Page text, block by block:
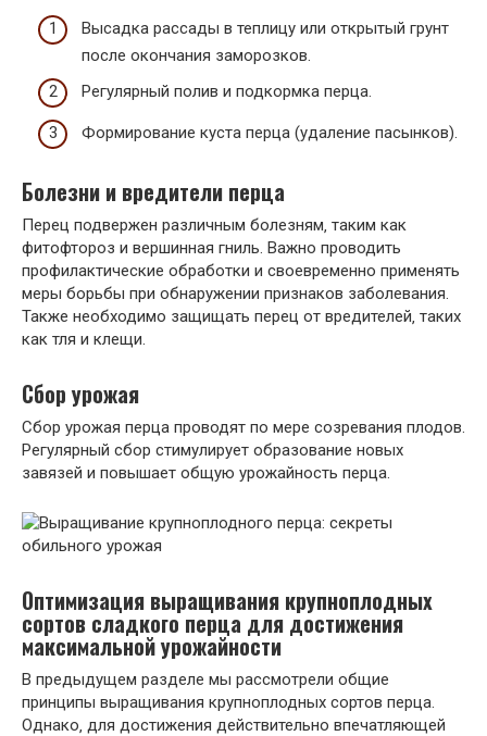
Высадка рассады в теплицу или открытый грунт
после окончания заморозков.
Регулярный полив и подкормка перца.
Формирование куста перца (удаление пасынков).
Болезни и вредители перца
Перец подвержен различным болезням‚ таким как
фитофтороз и вершинная гниль. Важно проводить
профилактические обработки и своевременно применять
меры борьбы при обнаружении признаков заболевания.
Также необходимо защищать перец от вредителей‚ таких
как тля и клещи.
Сбор урожая
Сбор урожая перца проводят по мере созревания плодов.
Регулярный сбор стимулирует образование новых
завязей и повышает общую урожайность перца.
Оптимизация выращивания крупноплодных
сортов сладкого перца для достижения
максимальной урожайности
В предыдущем разделе мы рассмотрели общие
принципы выращивания крупноплодных сортов перца.
Однако‚ для достижения действительно впечатляющей